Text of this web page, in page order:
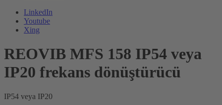
LinkedIn
Youtube
Xing
REOVIB MFS 158 IP54 veya
IP20 frekans dönüştürücü
IP54 veya IP20